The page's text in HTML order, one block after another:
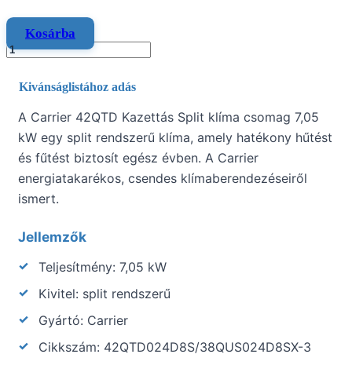
Kosárba
Kivánságlistához adás
A Carrier 42QTD Kazettás Split klíma csomag 7,05
kW egy split rendszerű klíma, amely hatékony hűtést
és fűtést biztosít egész évben. A Carrier
energiatakarékos, csendes klímaberendezéseiről
ismert.
Jellemzők
Teljesítmény: 7,05 kW
Kivitel: split rendszerű
Gyártó: Carrier
Cikkszám: 42QTD024D8S/38QUS024D8SX-3